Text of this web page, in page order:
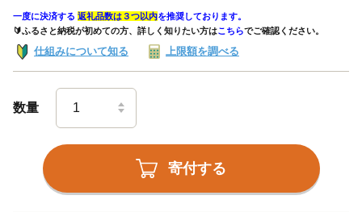
一度に決済する 返礼品数は３つ以内を推奨しております。
🔰ふるさと納税が初めての方、詳しく知りたい方はこちらでご確認ください。
仕組みについて知る 上限額を調べる
数量
寄付する